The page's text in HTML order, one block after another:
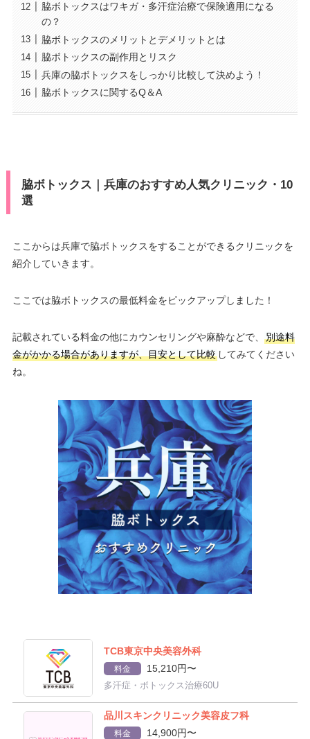
脇ボトックスはワキガ・多汗症治療で保険適用になる
の？
脇ボトックスのメリットとデメリットとは
脇ボトックスの副作用とリスク
兵庫の脇ボトックスをしっかり比較して決めよう！
脇ボトックスに関するQ＆A
脇ボトックス｜兵庫のおすすめ人気クリニック・10
選
ここからは兵庫で脇ボトックスをすることができるクリニックを
紹介していきます。
ここでは脇ボトックスの最低料金をピックアップしました！
記載されている料金の他にカウンセリングや麻酔などで、
別途料
金がかかる場合がありますが、目安として比較してみてください
ね。
TCB東京中央美容外科
料金 15,210円〜
多汗症・ボトックス治療60U
品川スキンクリニック美容皮フ科
料金 14,900円〜